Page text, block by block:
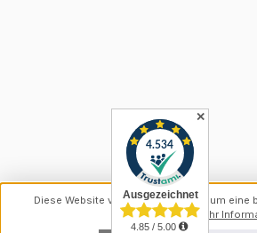
✕
Diese Website verwendet Cookies, um eine
können.Mehr